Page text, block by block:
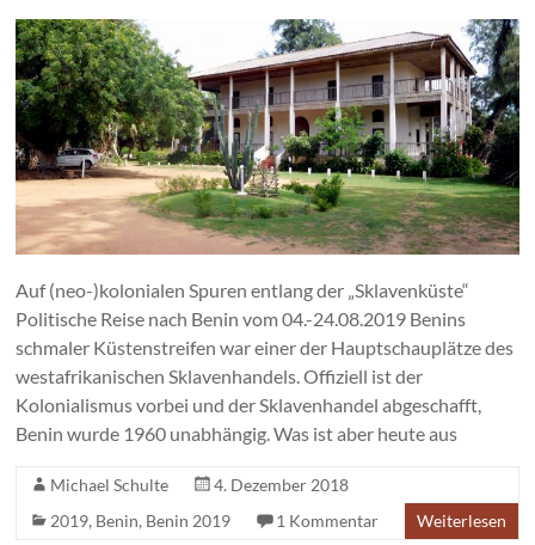
Auf (neo-)kolonialen Spuren entlang der „Sklavenküste“
Politische Reise nach Benin vom 04.-24.08.2019 Benins
schmaler Küstenstreifen war einer der Hauptschauplätze des
westafrikanischen Sklavenhandels. Offiziell ist der
Kolonialismus vorbei und der Sklavenhandel abgeschafft,
Benin wurde 1960 unabhängig. Was ist aber heute aus
Michael Schulte
4. Dezember 2018
2019, Benin, Benin 2019 1 Kommentar Weiterlesen